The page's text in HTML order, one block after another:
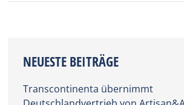
NEUESTE BEITRÄGE
Transcontinenta übernimmt